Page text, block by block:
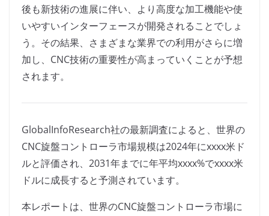
後も新技術の進展に伴い、より高度な加工機能や使
いやすいインターフェースが開発されることでしょ
う。その結果、さまざまな業界での利用がさらに増
加し、CNC技術の重要性が高まっていくことが予想
されます。
GlobalInfoResearch社の最新調査によると、世界の
CNC旋盤コントローラ市場規模は2024年にxxxx米ド
ルと評価され、2031年までに年平均xxxx%でxxxx米
ドルに成長すると予測されています。
本レポートは、世界のCNC旋盤コントローラ市場に